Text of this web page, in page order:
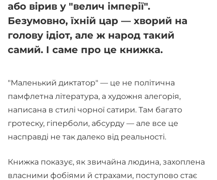
або вірив у "велич імперії".
Безумовно, їхній цар — хворий на
голову ідіот, але ж народ такий
самий. І саме про це книжка.
"Маленький диктатор" — це не політична
памфлетна література, а художня алегорія,
написана в стилі чорної сатири. Там багато
гротеску, гіперболи, абсурду — але все це
насправді не так далеко від реальності.
Книжка показує, як звичайна людина, захоплена
власними фобіями й страхами, поступово стає